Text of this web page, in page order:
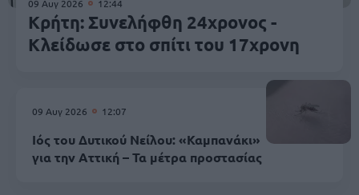
09 Αυγ 2026 12:44
Κρήτη: Συνελήφθη 24χρονος -
Κλείδωσε στο σπίτι του 17χρονη
09 Αυγ 2026 12:07
Ιός του Δυτικού Νείλου: «Καμπανάκι»
για την Αττική – Τα μέτρα προστασίας